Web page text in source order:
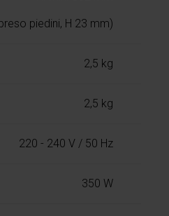
piedini, H 23 mm)
2,5 kg
2,5 kg
220 - 240 V / 50 Hz
350 W